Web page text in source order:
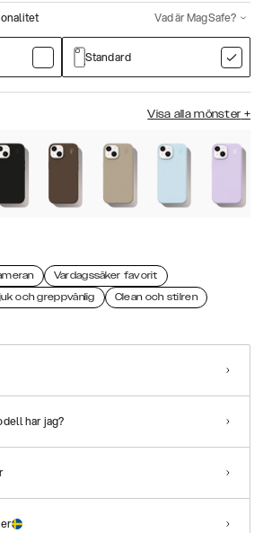
Vad är MagSafe?
Standard
Visa alla mönster +
Vardagssäker favorit
och greppvänlig
Clean och stilren
har jag?